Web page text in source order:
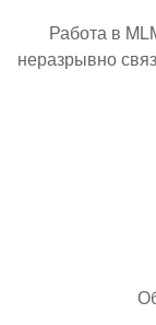
Работа в
неразрывно